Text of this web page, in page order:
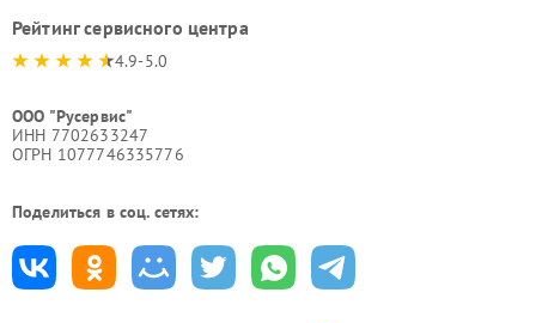
Рейтинг сервисного центра
4.9-5.0
ООО "Русервис"
ИНН 7702633247
ОГРН 1077746335776
Поделиться в соц. сетях: